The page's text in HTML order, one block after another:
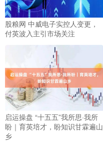
股粮网 中威电子实控人变更，
付英波入主引市场关注
启运操盘 “十五五”我所思·我所
盼｜育英培才，盼知识甘霖遍山
乡